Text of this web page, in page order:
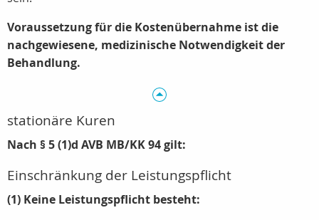
Voraussetzung für die Kostenübernahme ist die
nachgewiesene, medizinische Notwendigkeit der
Behandlung.
stationäre Kuren
Nach § 5 (1)d AVB MB/KK 94 gilt:
Einschränkung der Leistungspflicht
(1) Keine Leistungspflicht besteht: